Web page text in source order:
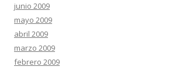
junio 2009
mayo 2009
abril 2009
marzo 2009
febrero 2009